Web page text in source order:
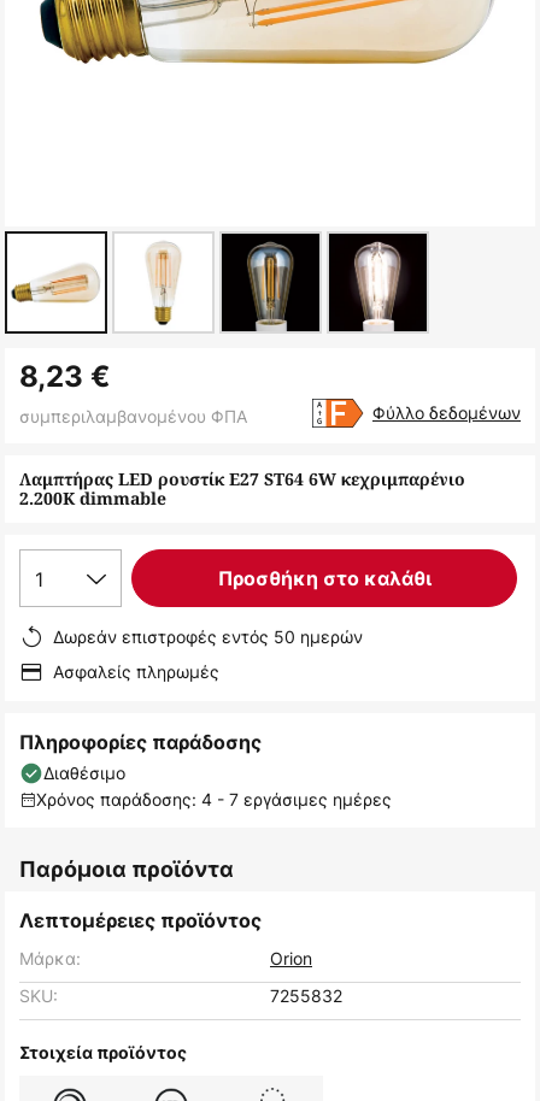
στην
αρχή
συλλογής
εικόνων
Λαμπτήρας LED ρουστίκ E27 ST64 6W κεχριμπαρένιο
2.200K dimmable
8,23 €
συμπεριλαμβανομένου ΦΠΑ Φύλλο δεδομένων
1 Προσθήκη στο καλάθι
Δωρεάν επιστροφές εντός 50 ημερών
Ασφαλείς πληρωμές
Πληροφορίες παράδοσης
Διαθέσιμο
Χρόνος παράδοσης: 4 - 7 εργάσιμες ημέρες
Παρόμοια προϊόντα
Λεπτομέρειες προϊόντος
Μάρκα:
Orion
SKU:
7255832
Στοιχεία προϊόντος